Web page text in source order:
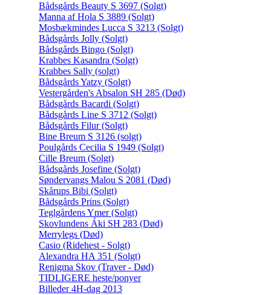
Bådsgårds Beauty S 3697 (Solgt)
Manna af Hola S 3889 (Solgt)
Mosbækmindes Lucca S 3213 (Solgt)
Bådsgårds Jolly (Solgt)
Bådsgårds Bingo (Solgt)
Krabbes Kasandra (Solgt)
Krabbes Sally (solgt)
Bådsgårds Yatzy (Solgt)
Vestergården's Absalon SH 285 (Død)
Bådsgårds Bacardi (Solgt)
Bådsgårds Line S 3712 (Solgt)
Bådsgårds Filur (Solgt)
Bine Breum S 3126 (solgt)
Poulgårds Cecilia S 1949 (Solgt)
Cille Breum (Solgt)
Bådsgårds Josefine (Solgt)
Søndervangs Malou S 2081 (Død)
Skårups Bibi (Solgt)
Bådsgårds Prins (Solgt)
Teglgårdens Ymer (Solgt)
Skovlundens Áki SH 283 (Død)
Merrylegs (Død)
Casio (Ridehest - Solgt)
Alexandra HA 351 (Solgt)
Renigma Skov (Traver - Død)
TIDLIGERE heste/ponyer
Billeder 4H-dag 2013